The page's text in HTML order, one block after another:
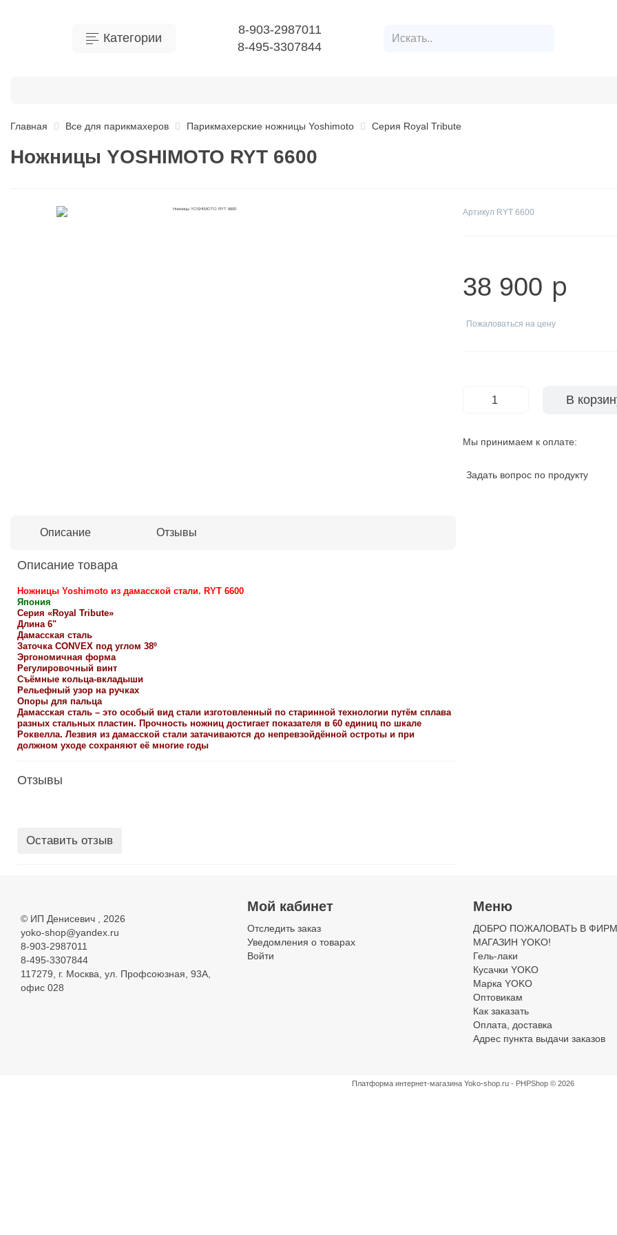
Категории
8-903-2987011
8-495-3307844
Главная Все для парикмахеров Парикмахерские ножницы Yoshimoto Серия Royal Tribute
Ножницы YOSHIMOTO RYT 6600
Артикул RYT 6600
38 900 p
Пожаловаться на цену
В
Мы принимаем к оплате:
Задать вопрос по продукту
Описание Отзывы
Описание товара
Ножницы Yoshimoto из дамасской стали. RYT 6600
Япония
Серия «Royal Tribute»
Длина 6"
Дамасская сталь
Заточка CONVEX под углом 38º
Эргономичная форма
Регулировочный винт
Съёмные кольца-вкладыши
Рельефный узор на ручках
Опоры для пальца
Дамасская сталь – это особый вид стали изготовленный по старинной технологии путём сплава
разных стальных пластин. Прочность ножниц достигает показателя в 60 единиц по шкале
Роквелла. Лезвия из дамасской стали затачиваются до непревзойдённой остроты и при
должном уходе сохраняют её многие годы
Отзывы
Оставить отзыв
© ИП Денисевич
, 2026
yoko-shop@yandex.ru
8-903-2987011
8-495-3307844
117279, г. Москва, ул. Профсоюзная, 93А,
офис 028
Мой кабинет
Отследить заказ
Уведомления о товарах
Войти
Меню
ДОБРО ПОЖАЛОВАТЬ В
МАГАЗИН YOKO!
Гель-лаки
Кусачки YOKO
Марка YOKO
Оптовикам
Как заказать
Оплата, доставка
Адрес пункта выдачи заказов
Платформа интернет-магазинаYoko-shop.ru - PHPShop © 2026